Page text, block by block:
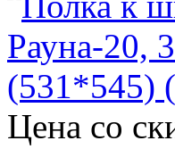
Цена со